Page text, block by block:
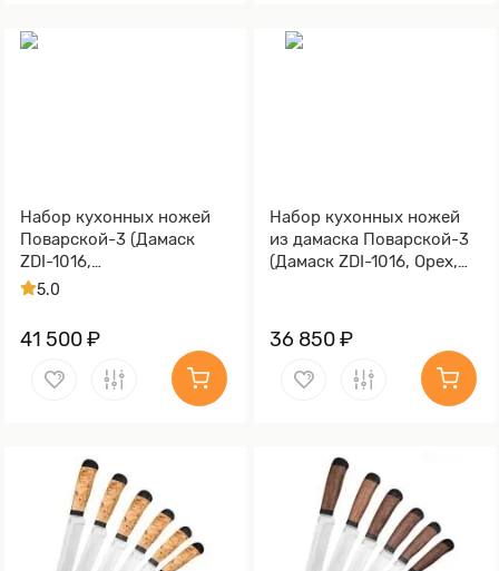
Набор кухонных ножей
Поварской-3 (Дамаск
ZDI-1016,
Стабилизированная
коричневая, Алюминий)
5.0
41 500 ₽
Набор кухонных ножей
из дамаска Поварской-3
(Дамаск ZDI-1016, Орех,
36 850 ₽